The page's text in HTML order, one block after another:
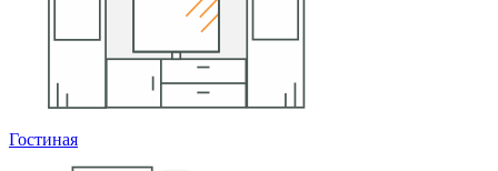
Гостиная